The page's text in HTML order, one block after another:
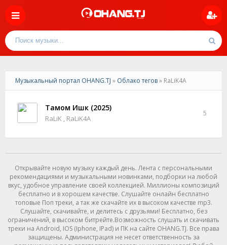
Музыкальный портал OHANG.TJ » Облако тегов» RaLiK4A
Тамом Ишк (2025)
RaLiK , RaLiK4A
5
Открывайте новую музыку каждый день. Лента с персональными
рекомендациями и музыкальными новинками, подборки на любой
вкус, удобное управление своей коллекцией. Миллионы композиций
бесплатно и в хорошем качестве. Слушайте онлайн бесплатно
топовые Поп треки, а так же скачайте их в высоком качестве mp3.
Слушайте, скачивайте, и делитесь с друзьями! Бесплатно, без
ограничений, в высоком битрейте.Возможность слушать и скачивать
треки на Android, IOS (Iphone, IPad) и ПК на сайте OHANG.TJ. Все права
защищены. Администрация не несет ответственность за